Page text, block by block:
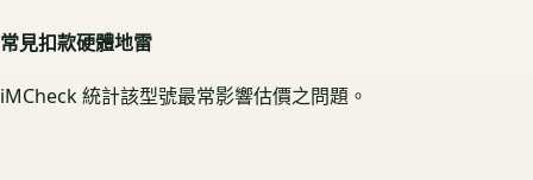
常見扣款硬體地雷
iMCheck 統計該型號最常影響估價之問題。